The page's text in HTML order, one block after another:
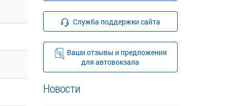
Служба поддержки сайта
Ваши отзывы и предложения
для автовокзала
Новости